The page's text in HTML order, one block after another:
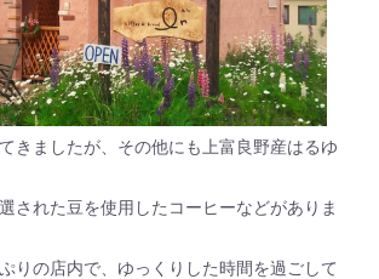
きましたが、その他にも上富良野産はるゆ
された豆を使用したコーヒーなどがありま
りの店内で、ゆっくりした時間を過ごして